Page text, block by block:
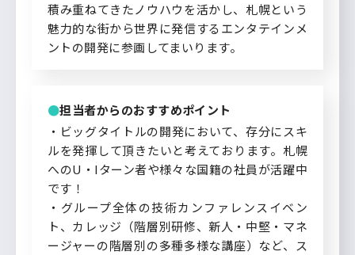
積み重ねてきたノウハウを活かし、札幌という
魅力的な街から世界に発信するエンタテインメ
ントの開発に参画してまいります。
担当者からのおすすめポイント
・ビッグタイトルの開発において、存分にスキ
ルを発揮して頂きたいと考えております。札幌
へのU・Iターン者や様々な国籍の社員が活躍中
です！
・グループ全体の技術カンファレンスイベン
ト、カレッジ（階層別研修、新人・中堅・マネ
ージャーの階層別の多種多様な講座）など、ス